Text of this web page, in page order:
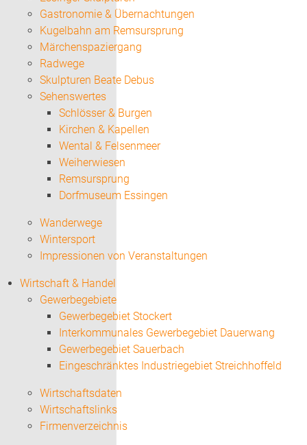
Gastronomie & Übernachtungen
Kugelbahn am Remsursprung
Märchenspaziergang
Radwege
Skulpturen Beate Debus
Sehenswertes
Schlösser & Burgen
Kirchen & Kapellen
Wental & Felsenmeer
Weiherwiesen
Remsursprung
Dorfmuseum Essingen
Wanderwege
Wintersport
Impressionen von Veranstaltungen
Wirtschaft & Handel
Gewerbegebiete
Gewerbegebiet Stockert
Interkommunales Gewerbegebiet Dauerwang
Gewerbegebiet Sauerbach
Eingeschränktes Industriegebiet Streichhoffeld
Wirtschaftsdaten
Wirtschaftslinks
Firmenverzeichnis